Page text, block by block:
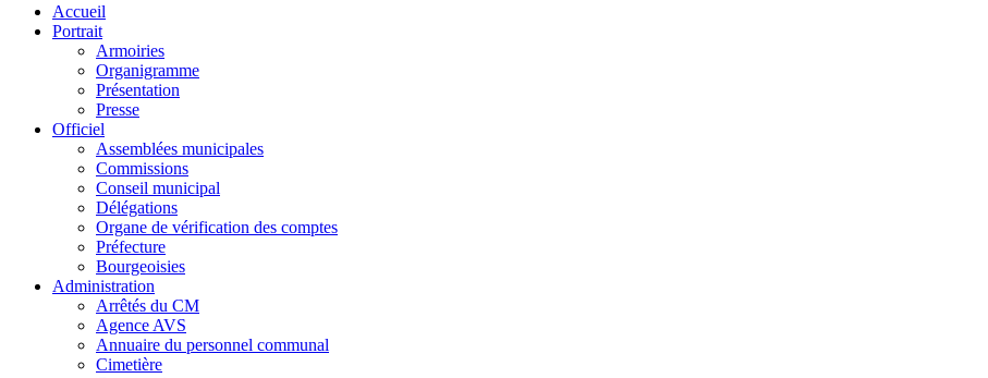
Accueil
Portrait
Armoiries
Organigramme
Présentation
Presse
Officiel
Assemblées municipales
Commissions
Conseil municipal
Délégations
Organe de vérification des comptes
Préfecture
Bourgeoisies
Administration
Arrêtés du CM
Agence AVS
Annuaire du personnel communal
Cimetière